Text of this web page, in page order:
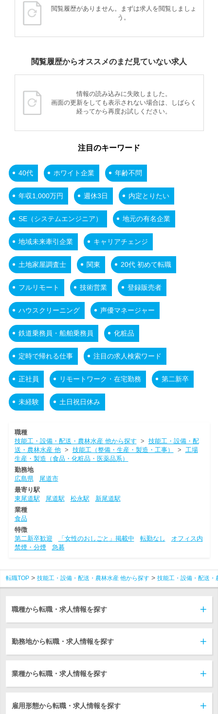
閲覧履歴がありません。まずは求人を閲覧しましょ
う。
閲覧履歴からオススメのまだ見ていない求人
情報の読み込みに失敗しました。
画面の更新をしても表示されない場合は、しばらく
経ってから再度お試しください。
注目のキーワード
40代 ホワイト企業 年齢不問
年収1,000万円 週休3日 内定とりたい
SE（システムエンジニア） 地元の有名企業
地域未来牽引企業 キャリアチェンジ
土地家屋調査士 関東 20代 初めて転職
フルリモート 技術営業 登録販売者
ハウスクリーニング 声優マネージャー
鉄道乗務員・船舶乗務員 化粧品
定時で帰れる仕事 注目の求人検索ワード
正社員 リモートワーク・在宅勤務 第二新卒
未経験 土日祝日休み
職種
技能工・設備・配送・農林水産 他から探す > 技能工・設備・配
送・農林水産 他> 技能工（整備・生産・製造・工事） > 工場
生産・製造（食品・化粧品・医薬品系）
勤務地
広島県
尾道市
最寄り駅
東尾道駅
尾道駅 松永駅
新尾道駅
業種
食品
特徴
第二新卒歓迎
「女性のおしごと」掲載中 転勤なし
オフィス内
禁煙・分煙
急募
転職TOP 技能工・設備・配送・農林水産 他から探す 技能工・設備・配送・
職種から転職・求人情報を探す
勤務地から転職・求人情報を探す
業種から転職・求人情報を探す
雇用形態から転職・求人情報を探す